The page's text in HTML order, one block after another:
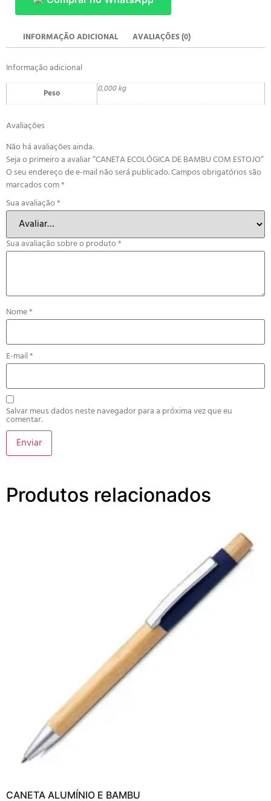
INFORMAÇÃO ADICIONAL AVALIAÇÕES (0)
Informação adicional
Peso 0,000 kg
Avaliações
Não há avaliações ainda.
Seja o primeiro a avaliar “CANETA ECOLÓGICA DE BAMBU COM ESTOJO”
O seu endereço de e-mail não será publicado.Campos obrigatórios são
marcados com*
Sua avaliação*
Sua avaliação sobre o produto*
Nome*
E-mail*
Salvar meus dados neste navegador para a próxima vez que eu
comentar.
Produtos relacionados
CANETA ALUMÍNIO E BAMBU